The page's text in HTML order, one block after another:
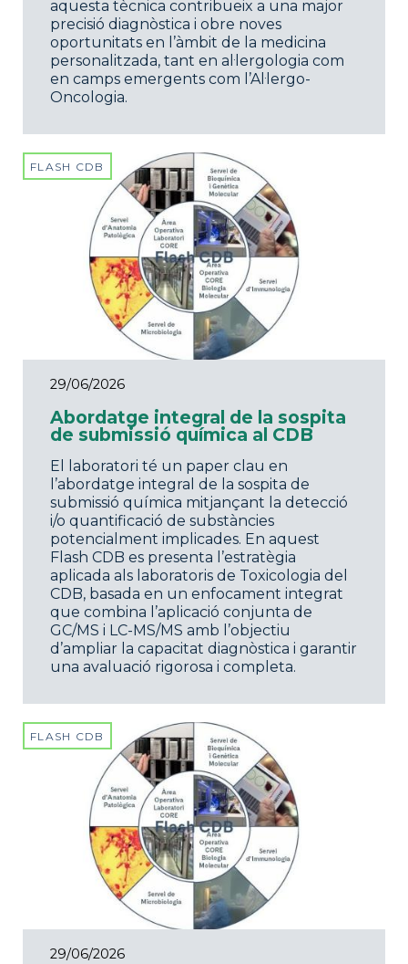
aquesta tècnica contribueix a una major
precisió diagnòstica i obre noves
oportunitats en l’àmbit de la medicina
personalitzada, tant en al·lergologia com
en camps emergents com l’Al·lergo-
Oncologia.
FLASH CDB
29/06/2026
Abordatge integral de la sospita
de submissió química al CDB
El laboratori té un paper clau en
l’abordatge integral de la sospita de
submissió química mitjançant la detecció
i/o quantificació de substàncies
potencialment implicades. En aquest
Flash CDB es presenta l’estratègia
aplicada als laboratoris de Toxicologia del
CDB, basada en un enfocament integrat
que combina l’aplicació conjunta de
GC/MS i LC-MS/MS amb l’objectiu
d’ampliar la capacitat diagnòstica i garantir
una avaluació rigorosa i completa.
FLASH CDB
29/06/2026